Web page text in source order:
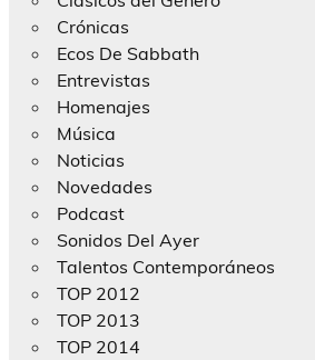
Crónicas
Ecos De Sabbath
Entrevistas
Homenajes
Música
Noticias
Novedades
Podcast
Sonidos Del Ayer
Talentos Contemporáneos
TOP 2012
TOP 2013
TOP 2014